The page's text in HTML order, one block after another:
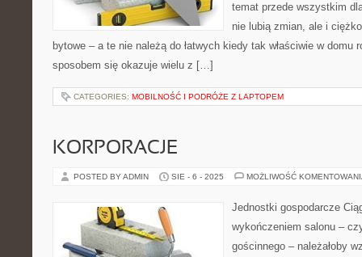
temat przede wszystkim
nie lubią zmian, ale i
bytowe – a te nie należą do łatwych kiedy tak właściwie w domu
sposobem się okazuje wielu z […]
CATEGORIES: MOBILNOŚĆ I PODRÓŻE Z LAPTOPEM
KORPORACJE
POSTED BY ADMIN SIE - 6 - 2025 MOŻLIWOŚĆ
Jednostki gospodarcze
wykończeniem salonu –
gościnnego – należałoby